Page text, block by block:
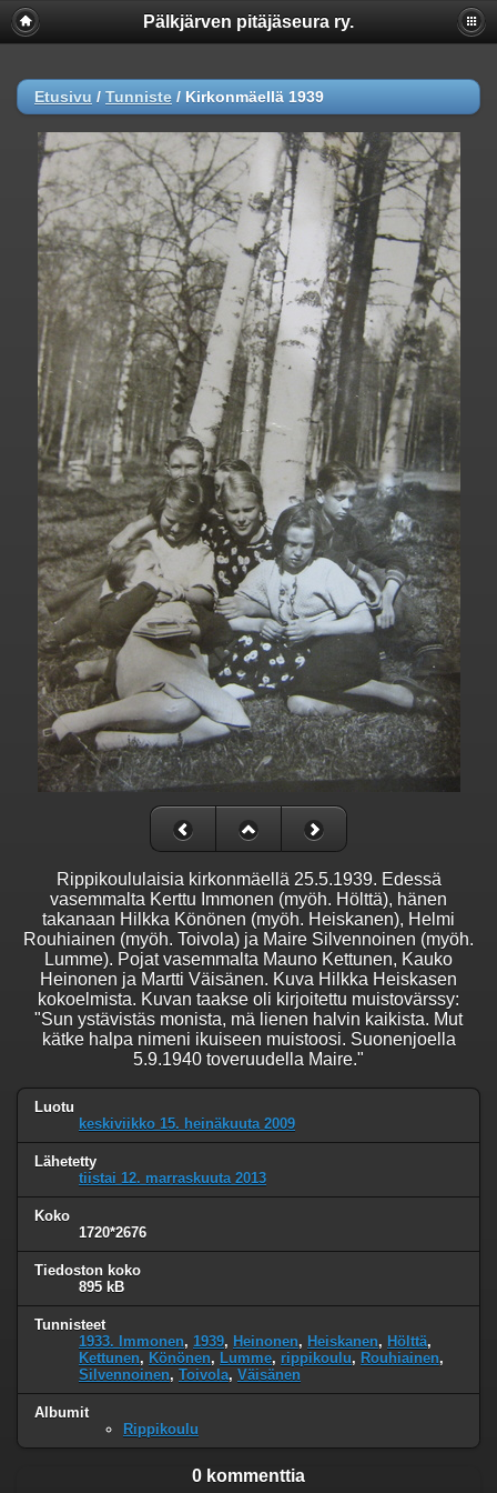
Pälkjärven pitäjäseura ry.
Etusivu / Tunniste / Kirkonmäellä 1939
Rippikoululaisia kirkonmäellä 25.5.1939. Edessä
vasemmalta Kerttu Immonen (myöh. Hölttä), hänen
takanaan Hilkka Könönen (myöh. Heiskanen), Helmi
Rouhiainen (myöh. Toivola) ja Maire Silvennoinen (myöh.
Lumme). Pojat vasemmalta Mauno Kettunen, Kauko
Heinonen ja Martti Väisänen. Kuva Hilkka Heiskasen
kokoelmista. Kuvan taakse oli kirjoitettu muistovärssy:
"Sun ystävistäs monista, mä lienen halvin kaikista. Mut
kätke halpa nimeni ikuiseen muistoosi. Suonenjoella
5.9.1940 toveruudella Maire."
Luotu
keskiviikko 15. heinäkuuta 2009
Lähetetty
tiistai 12. marraskuuta 2013
Koko
1720*2676
Tiedoston koko
895 kB
Tunnisteet
1933. Immonen, 1939, Heinonen, Heiskanen, Hölttä,
Kettunen, Könönen, Lumme, rippikoulu, Rouhiainen,
Silvennoinen, Toivola, Väisänen
Albumit
Rippikoulu
0 kommenttia